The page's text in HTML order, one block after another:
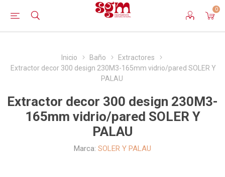
0
Inicio Baño
Extractores
Extractor decor 300 design 230M3-165mm vidrio/pared SOLER Y
PALAU
Extractor decor 300 design 230M3-
165mm vidrio/pared SOLER Y
PALAU
Marca: SOLER Y PALAU